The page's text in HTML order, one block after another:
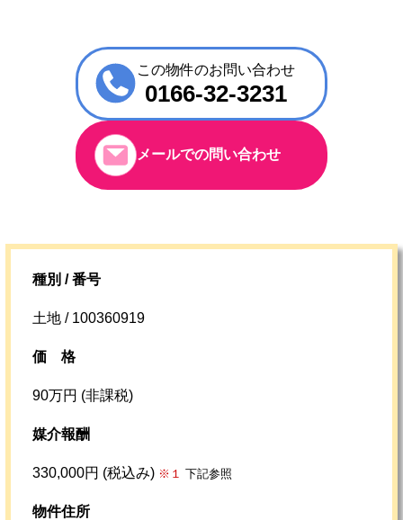
この物件のお問い合わせ
0166-32-3231
メールでの問い合わせ
種別 / 番号
土地 / 100360919
価格
90万円 (非課税)
媒介報酬
330,000円 (税込み) ※１ 下記参照
物件住所